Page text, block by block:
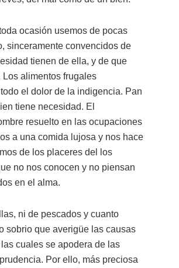
ocasión usemos de pocas
sinceramente convencidos de
tienen de ella, y de que
alimentos frugales
el dolor de la indigencia. Pan
tiene necesidad. El
resuelto en las ocupaciones
a una comida lujosa y nos hace
de los placeres del los
no nos conocen y no piensan
en el alma.
ni de pescados y cuanto
sobrio que averigüe las causas
cuales se apodera de las
Por ello, más preciosa